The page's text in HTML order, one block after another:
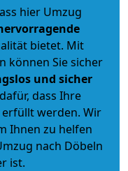
hier Umzug
bietet. Mit
können Sie sicher
und sicher
dass Ihre
werden. Wir
Ihnen zu helfen
nach Döbeln
ist.